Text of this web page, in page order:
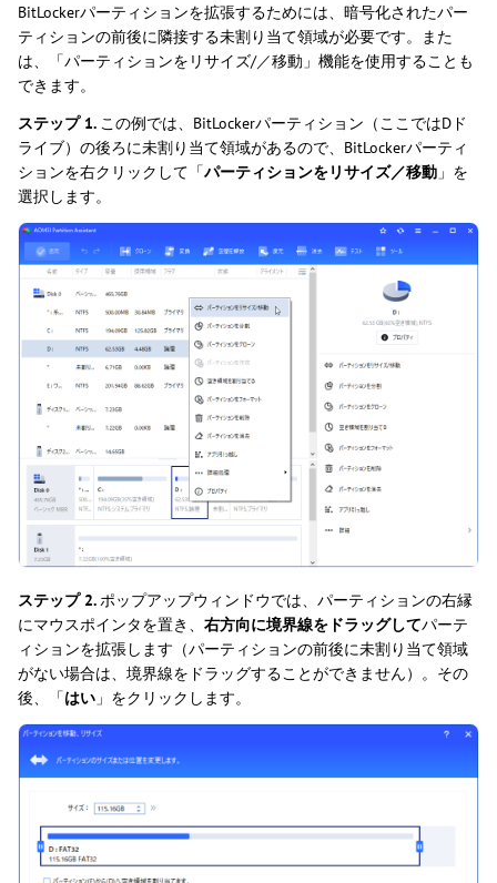
BitLockerパーティションを拡張するためには、暗号化されたパー
ティションの前後に隣接する未割り当て領域が必要です。また
は、「パーティションをリサイズ/／移動」機能を使用することも
できます。
ステップ 1. この例では、BitLockerパーティション（ここではDド
ライブ）の後ろに未割り当て領域があるので、BitLockerパーティ
ションを右クリックして「パーティションをリサイズ／移動 」を
選択します。
ステップ 2.ポップアップウィンドウでは、パーティションの右縁
にマウスポインタを置き、 右方向に境界線をドラッグしてパーテ
ィションを拡張します（パーティションの前後に未割り当て領域
がない場合は、境界線をドラッグすることができません）。その
後、「はい 」をクリックします。